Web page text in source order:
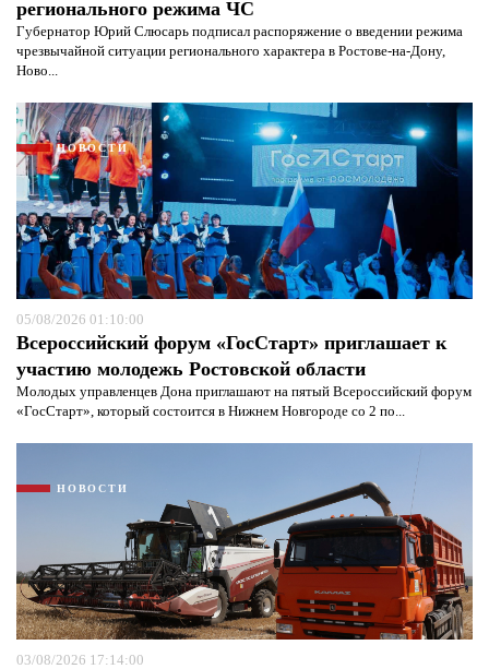
регионального режима ЧС
Губернатор Юрий Слюсарь подписал распоряжение о введении режима
чрезвычайной ситуации регионального характера в Ростове-на-Дону,
Ново...
НОВОСТИ
05/08/2026 01:10:00
Всероссийский форум «ГосСтарт» приглашает к
участию молодежь Ростовской области
Молодых управленцев Дона приглашают на пятый Всероссийский форум
«ГосСтарт», который состоится в Нижнем Новгороде со 2 по...
НОВОСТИ
03/08/2026 17:14:00
Я согласен сполитикой конфиденциальности и
защиты информации*
Я согласен с
политикой конфиденциальности и
защиты информации*